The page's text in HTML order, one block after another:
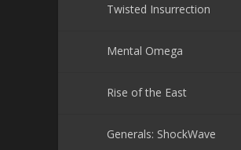
Twisted Insurrection
Mental Omega
Rise of the East
Generals: ShockWave